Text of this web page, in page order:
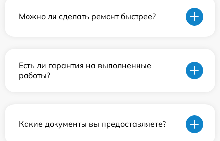
Можно ли сделать ремонт быстрее?
Есть ли гарантия на выполненные
работы?
Какие документы вы предоставляете?